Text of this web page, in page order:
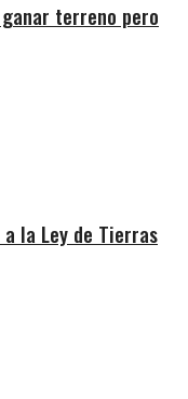
terreno pero
la Ley de Tierras